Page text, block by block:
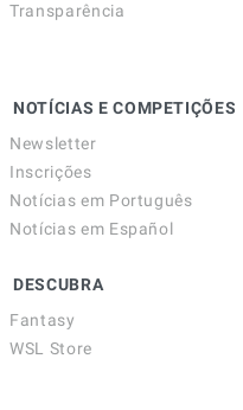
Transparência
NOTÍCIAS E COMPETIÇÕES
Newsletter
Inscrições
Notícias em Português
Notícias em Español
DESCUBRA
Fantasy
WSL Store